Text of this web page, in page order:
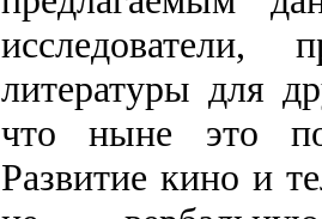
исследователи,
литературы для
что ныне это
Развитие кино и